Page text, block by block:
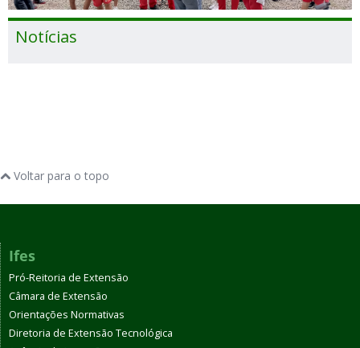
Notícias
Voltar para o topo
Ifes
Pró-Reitoria de Extensão
Câmara de Extensão
Orientações Normativas
Diretoria de Extensão Tecnológica